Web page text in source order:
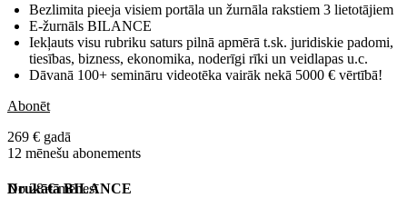
Bezlimita pieeja visiem portāla un žurnāla rakstiem 3 lietotājiem
E-žurnāls BILANCE
Iekļauts visu rubriku saturs pilnā apmērā t.sk. juridiskie padomi,
tiesības, bizness, ekonomika, noderīgi rīki un veidlapas u.c.
Dāvanā 100+ semināru videotēka vairāk nekā 5000 € vērtībā!
Abonēt
269 € gadā
12 mēnešu abonements
No 28 € mēnesī
Drukātā BILANCE